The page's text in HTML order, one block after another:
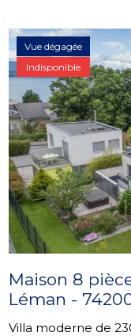
Vue dégagée
Indisponible
Maison 8
Léman -
Villa moderne de